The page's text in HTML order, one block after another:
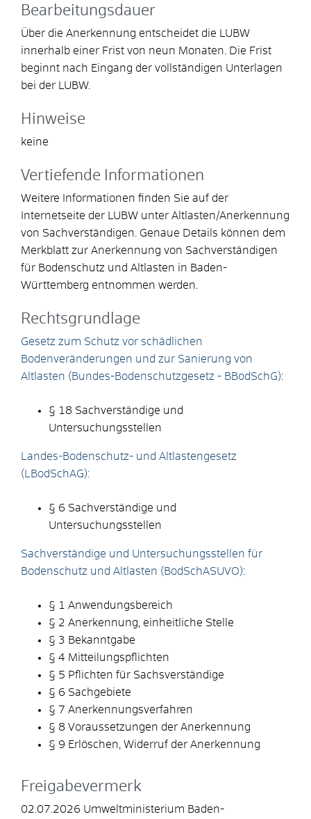
Bearbeitungsdauer
Über die Anerkennung entscheidet die LUBW
innerhalb einer Frist von neun Monaten. Die Frist
beginnt nach Eingang der vollständigen Unterlagen
bei der LUBW.
Hinweise
keine
Vertiefende Informationen
Weitere Informationen finden Sie auf der
Internetseite der LUBW unter Altlasten/Anerkennung
von Sachverständigen. Genaue Details können dem
Merkblatt zur Anerkennung von Sachverständigen
für Bodenschutz und Altlasten in Baden-
Württemberg entnommen werden.
Rechtsgrundlage
Gesetz zum Schutz vor schädlichen
Bodenveränderungen und zur Sanierung von
Altlasten (Bundes-Bodenschutzgesetz - BBodSchG):
§ 18 Sachverständige und
Untersuchungsstellen
Landes-Bodenschutz- und Altlastengesetz
(LBodSchAG):
§ 6 Sachverständige und
Untersuchungsstellen
Sachverständige und Untersuchungsstellen für
Bodenschutz und Altlasten (BodSchASUVO):
§ 1 Anwendungsbereich
§ 2 Anerkennung, einheitliche Stelle
§ 3 Bekanntgabe
§ 4 Mitteilungspflichten
§ 5 Pflichten für Sachsverständige
§ 6 Sachgebiete
§ 7 Anerkennungsverfahren
§ 8 Voraussetzungen der Anerkennung
§ 9 Erlöschen, Widerruf der Anerkennung
Freigabevermerk
02.07.2026 Umweltministerium Baden-